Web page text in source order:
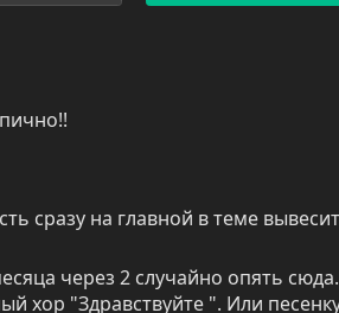
сразу на главной в теме вывесит
через 2 случайно опять
хор "Здравствуйте ". Или